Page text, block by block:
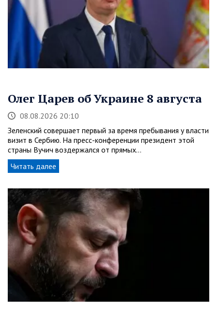
Олег Царев об Украине 8 августа
08.08.2026 20:10
Зеленский совершает первый за время пребывания у власти
визит в Сербию. На пресс-конференции президент этой
страны Вучич воздержался от прямых…
Читать далее